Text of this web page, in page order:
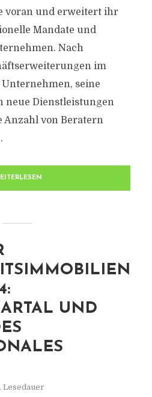
voran und erweitert ihr
Mandate und
Nach
im
seine
neue Dienstleistungen
Anzahl von Beratern
UND
Lesedauer